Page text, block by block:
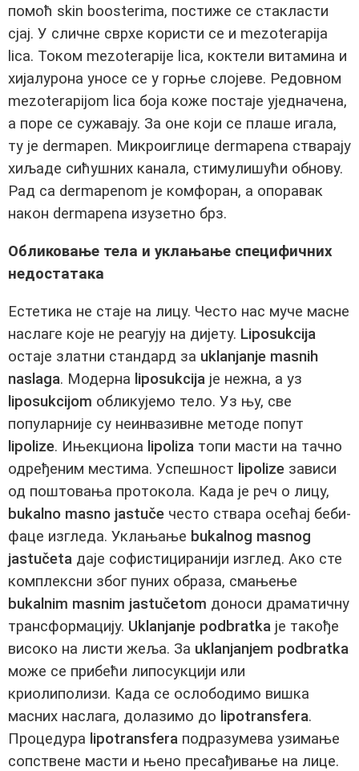
помоћ skin boosterima, постиже се стакласти
сјај. У сличне сврхе користи се и mezoterapija
lica. Током mezoterapije lica, коктели витамина и
хијалурона уносе се у горње слојеве. Редовном
mezoterapijom lica боја коже постаје уједначена,
а поре се сужавају. За оне који се плаше игала,
ту је dermapen. Микроиглице dermapena стварају
хиљаде сићушних канала, стимулишући обнову.
Рад са dermapenom је комфоран, а опоравак
након dermapena изузетно брз.
Обликовање тела и уклањање специфичних
недостатака
Естетика не стаје на лицу. Често нас муче масне
наслаге које не реагују на дијету. Liposukcija
остаје златни стандард за uklanjanje masnih
naslaga. Модерна liposukcija је нежна, а уз
liposukcijom обликујемо тело. Уз њу, све
популарније су неинвазивне методе попут
lipolize. Ињекциона lipoliza топи масти на тачно
одређеним местима. Успешност lipolize зависи
од поштовања протокола. Када је реч о лицу,
bukalno masno jastuče често ствара осећај беби-
фаце изгледа. Уклањање bukalnog masnog
jastučeta даје софистициранији изглед. Ако сте
комплексни због пуних образа, смањење
bukalnim masnim jastučetom доноси драматичну
трансформацију. Uklanjanje podbratka је такође
високо на листи жеља. За uklanjanjem podbratka
може се прибећи липосукцији или
криолиполизи. Када се ослободимо вишка
масних наслага, долазимо до lipotransfera.
Процедура lipotransfera подразумева узимање
сопствене масти и њено пресађивање на лице.